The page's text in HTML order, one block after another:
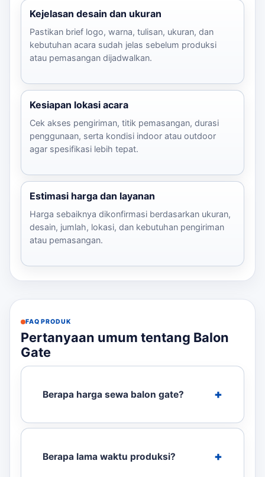
Kejelasan desain dan ukuran
Pastikan brief logo, warna, tulisan, ukuran, dan
kebutuhan acara sudah jelas sebelum produksi
atau pemasangan dijadwalkan.
Kesiapan lokasi acara
Cek akses pengiriman, titik pemasangan, durasi
penggunaan, serta kondisi indoor atau outdoor
agar spesifikasi lebih tepat.
Estimasi harga dan layanan
Harga sebaiknya dikonfirmasi berdasarkan ukuran,
desain, jumlah, lokasi, dan kebutuhan pengiriman
atau pemasangan.
FAQ PRODUK
Pertanyaan umum tentang Balon
Gate
Berapa harga sewa balon gate?
Berapa lama waktu produksi?